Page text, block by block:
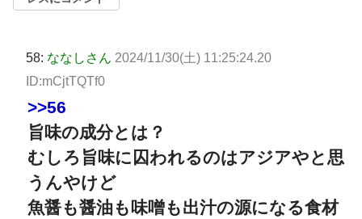
58: ななしさん 2024/11/30(土) 11:25:24.20
ID:mCjtTQTf0
>>56
旨味の成分とは？
むしろ旨味に囚われるのはアジアやと思
うんやけど
魚醤も醤油も味噌も出汁の源になる食材